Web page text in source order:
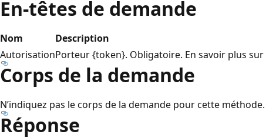
En-têtes de demande
Nom
Description
AutorisationPorteur {token}. Obligatoire. En savoir plus sur
Corps de la demande
N’indiquez pas le corps de la demande pour cette méthode.
Réponse